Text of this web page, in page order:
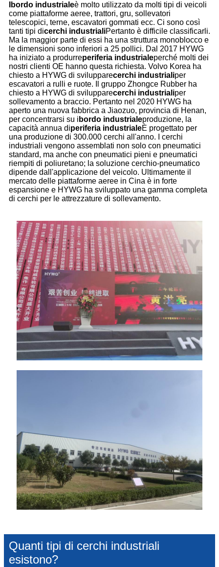
bordo industrialeè molto utilizzato da molti tipi di veicoli
come piattaforme aeree, trattori, gru, sollevatori
telescopici, terne, escavatori gommati ecc. Ci sono così
tanti tipi dicerchi industrialiPertanto è difficile classificarli.
Ma la maggior parte di essi ha una struttura monoblocco e
le dimensioni sono inferiori a 25 pollici. Dal 2017 HYWG
ha iniziato a produrreperiferia industrialeperché molti dei
nostri clienti OE hanno questa richiesta. Volvo Korea ha
chiesto a HYWG di svilupparecerchi industrialiper
escavatori a rulli e ruote. Il gruppo Zhongce Rubber ha
chiesto a HYWG di svilupparecerchi industrialiper
sollevamento a braccio. Pertanto nel 2020 HYWG ha
aperto una nuova fabbrica a Jiaozuo, provincia di Henan,
per concentrarsi su i bordo industrialeproduzione, la
capacità annua diperiferia industrialeÈ progettato per
una produzione di 300.000 cerchi all'anno. I cerchi
industriali vengono assemblati non solo con pneumatici
standard, ma anche con pneumatici pieni e pneumatici
riempiti di poliuretano; la soluzione cerchio-pneumatico
dipende dall'applicazione del veicolo. Ultimamente il
mercato delle piattaforme aeree in Cina è in forte
espansione e HYWG ha sviluppato una gamma completa
di cerchi per le attrezzature di sollevamento.
Quanti tipi di cerchi industriali
esistono?